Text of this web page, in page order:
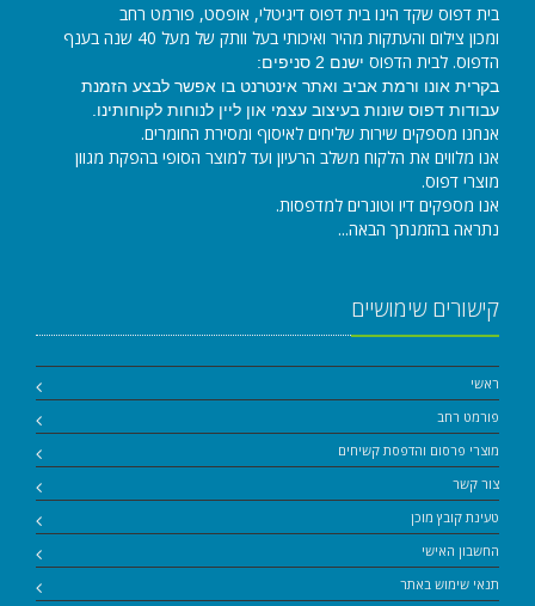
בית דפוס שקד הינו בית דפוס דיגיטלי, אופסט, פורמט רחב
ומכון צילום והעתקות מהיר ואיכותי בעל וותק של מעל 40 שנה בענף
הדפוס. לבית הדפוס ישנם 2 סניפים:
בקרית אונו ורמת אביב ואתר אינטרנט בו אפשר לבצע הזמנת
עבודות דפוס שונות בעיצוב עצמי און ליין לנוחות לקוחותינו.
אנחנו מספקים שירות שליחים לאיסוף ומסירת החומרים.
אנו מלווים את הלקוח משלב הרעיון ועד למוצר הסופי בהפקת מגוון
מוצרי דפוס.
אנו מספקים דיו וטונרים למדפסות.
נתראה בהזמנתך הבאה...
קישורים שימושיים
ראשי
פורמט רחב
מוצרי פרסום והדפסת קשיחים
צור קשר
טעינת קובץ מוכן
החשבון האישי
תנאי שימוש באתר